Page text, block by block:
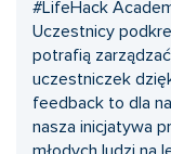
#LifeHack
Uczestnicy
potrafią
uczestniczek
feedback to dla
nasza inicjatywa